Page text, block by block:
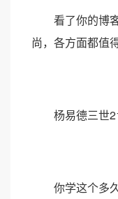
看了你的博客
尚，各方面都值
杨易德三世
你学这个多久